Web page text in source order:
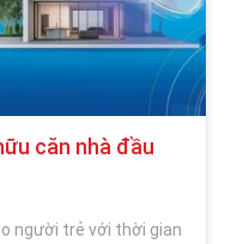
căn nhà đầu
người trẻ với thời gian